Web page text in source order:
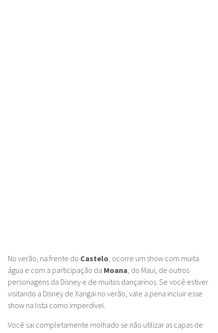
No verão, na frente do Castelo, ocorre um show com muita
água e com a participação da Moana, do Maui, de outros
personagens da Disney e de muitos dançarinos. Se você estiver
visitando a Disney de Xangai no verão, vale a pena incluir esse
show na lista como imperdível.
Você sai completamente molhado se não utilizar as capas de